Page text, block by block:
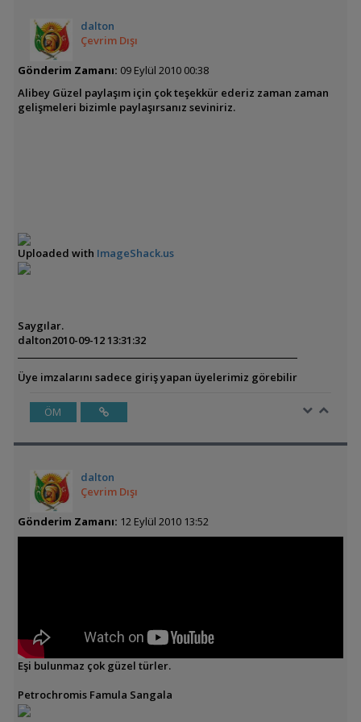
dalton
Çevrim Dışı
Gönderim Zamanı: 09 Eylül 2010 00:38
Alibey Güzel paylaşım için çok teşekkür ederiz zaman zaman
gelişmeleri bizimle paylaşırsanız seviniriz.
Uploaded with ImageShack.us
Saygılar.
dalton2010-09-12 13:31:32
Üye imzalarını sadece giriş yapan üyelerimiz görebilir
ÖM
dalton
Çevrim Dışı
Gönderim Zamanı: 12 Eylül 2010 13:52
Eşi bulunmaz çok güzel türler.
Petrochromis Famula Sangala